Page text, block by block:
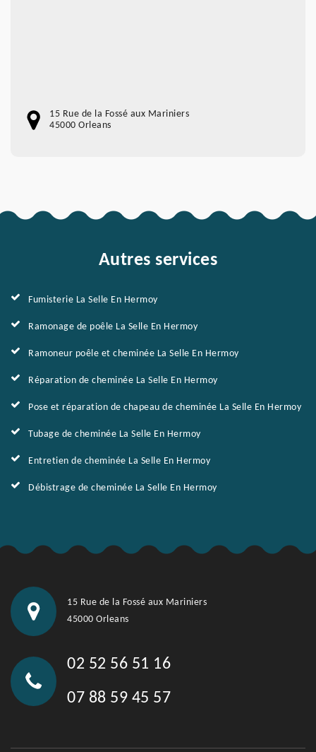
15 Rue de la Fossé aux Mariniers
45000 Orleans
Autres services
Fumisterie La Selle En Hermoy
Ramonage de poêle La Selle En Hermoy
Ramoneur poêle et cheminée La Selle En Hermoy
Réparation de cheminée La Selle En Hermoy
Pose et réparation de chapeau de cheminée La Selle En Hermoy
Tubage de cheminée La Selle En Hermoy
Entretien de cheminée La Selle En Hermoy
Débistrage de cheminée La Selle En Hermoy
15 Rue de la Fossé aux Mariniers
45000 Orleans
02 52 56 51 16
07 88 59 45 57